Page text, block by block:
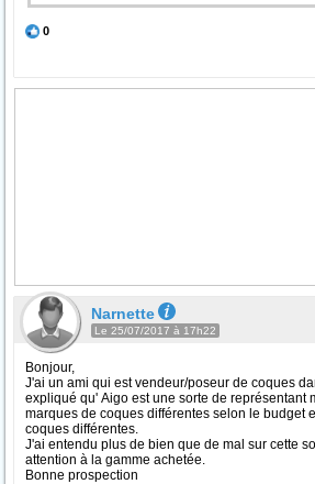
0
Narnette
Le 25/07/2017 à 17h22
Bonjour,
J'ai un ami qui est vendeur/poseur de coques
expliqué qu' Aigo est une sorte de représentant
marques de coques différentes selon le budget
coques différentes.
J'ai entendu plus de bien que de mal sur cette
attention à la gamme achetée.
Bonne prospection